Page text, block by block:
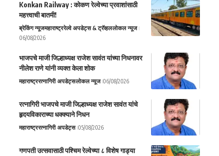
Konkan Railway : कोकण रेल्वेच्या प्रवाशांसाठी
महत्त्वाची बातमी!
ब्रेकिंग न्यूजमहाराष्ट्ररेल्वे अपडेट्स & ट्रॅव्हललोकल न्यूज
06/08/2026
भाजपचे माजी जिल्हाध्यक्ष राजेश सावंत यांच्या निधनावर
नीलेश राणे यांनी व्यक्त केला शोक
महाराष्ट्ररत्नागिरी अपडेट्सलोकल न्यूज 06/08/2026
रत्नागिरी भाजपचे माजी जिल्हाध्यक्ष राजेश सावंत यांचे
हृदयविकाराच्या धक्क्याने निधन
महाराष्ट्ररत्नागिरी अपडेट्स 05/08/2026
गणपती उत्सवासाठी पश्चिम रेल्वेच्या ८ विशेष गाड्या